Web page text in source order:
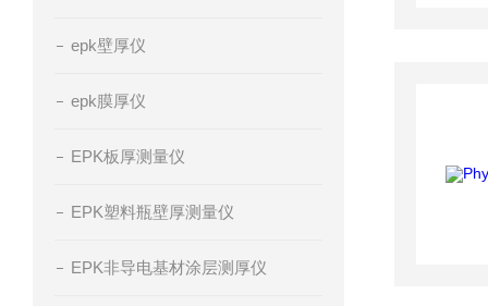
epk壁厚仪
epk膜厚仪
EPK板厚测量仪
EPK塑料瓶壁厚测量仪
EPK非导电基材涂层测厚仪